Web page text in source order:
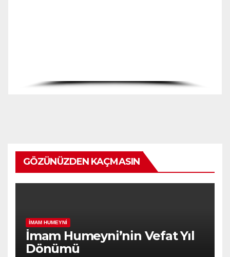
GÖZÜNÜZDEN KAÇMASIN
İMAM HUMEYNI
İmam Humeyni’nin Vefat Yıl
Dönümü